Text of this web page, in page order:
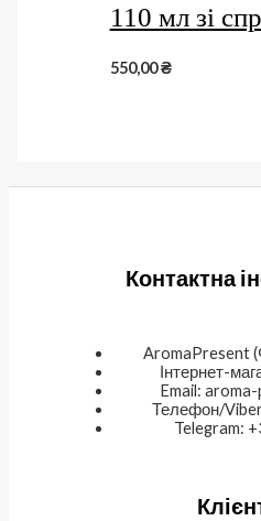
110 мл зі
550,00₴
Контактна
AromaPresent
Інтернет-
Email:
Телефон/
Telegram: